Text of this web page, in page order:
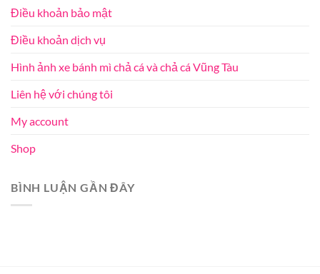
Điều khoản bảo mật
Điều khoản dịch vụ
Hình ảnh xe bánh mì chả cá và chả cá Vũng Tàu
Liên hệ với chúng tôi
My account
Shop
BÌNH LUẬN GẦN ĐÂY